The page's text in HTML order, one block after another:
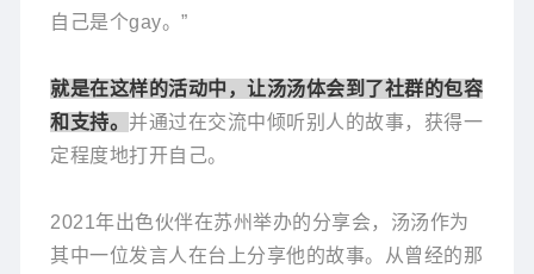
自己是个gay。”
就是在这样的活动中，让汤汤体会到了社群的包容
和支持。 并通过在交流中倾听别人的故事，获得一
定程度地打开自己。
2021年出色伙伴在苏州举办的分享会，汤汤作为
其中一位发言人在台上分享他的故事。从曾经的那